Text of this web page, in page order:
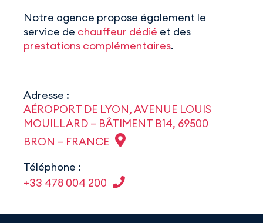
Notre agence propose également le
service de chauffeur dédié et des
prestations complémentaires.
Adresse :
AÉROPORT DE LYON, AVENUE LOUIS
MOUILLARD – BÂTIMENT B14, 69500
BRON – FRANCE
Téléphone :
+33 478 004 200